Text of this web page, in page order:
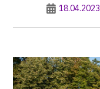
18.04.2023